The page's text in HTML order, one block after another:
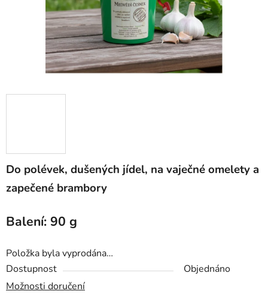
Do polévek, dušených jídel, na vaječné omelety a
zapečené brambory
Balení: 90 g
Položka byla vyprodána…
Dostupnost
Objednáno
Možnosti doručení